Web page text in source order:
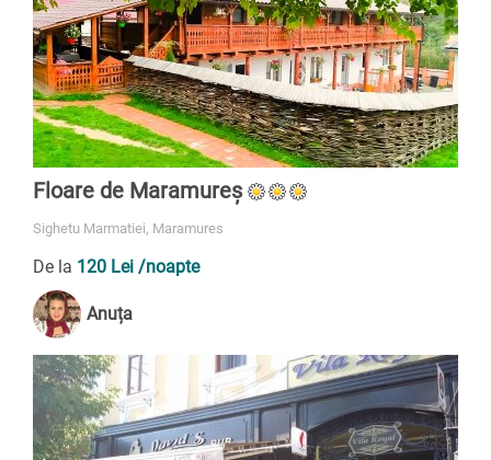
Floare de Maramureș
Sighetu Marmatiei, Maramures
De la 120 Lei /noapte
Anuța